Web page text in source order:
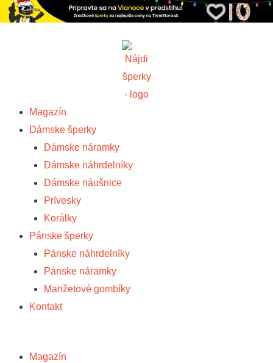
Magazín
Dámske šperky
Dámske náramky
Dámske náhrdelníky
Dámske náušnice
Prívesky
Korálky
Pánske šperky
Pánske náhrdelníky
Pánske náramky
Manžetové gombíky
Kontakt
Magazín